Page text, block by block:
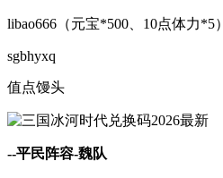
libao666（元宝*500、10点体力*5）
sgbhyxq
值点馒头
--平民阵容-魏队